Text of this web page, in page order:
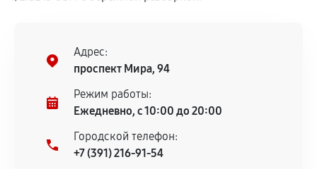
Установка была выполнена нашим сервисным
остается на стороне производителя или
продавца. За качество сторонних деталей
сервисный центр ответственности не несет.
Адрес:
проспект Мира, 94
Режим работы:
Ежедневно, с 10:00 до 20:00
Городской телефон:
+7 (391) 216-91-54